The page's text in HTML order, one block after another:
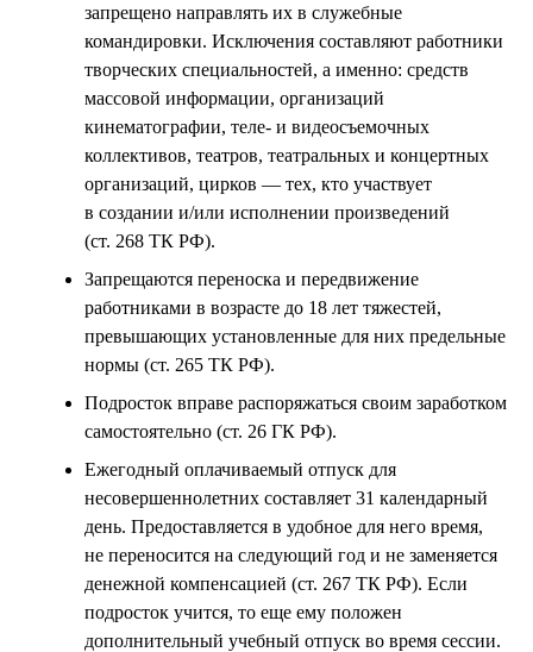
запрещено направлять их в служебные
командировки. Исключения составляют работники
творческих специальностей, а именно: средств
массовой информации, организаций
кинематографии, теле- и видеосъемочных
коллективов, театров, театральных и концертных
организаций, цирков — тех, кто участвует
в создании и/или исполнении произведений
(ст. 268 ТК РФ).
Запрещаются переноска и передвижение
работниками в возрасте до 18 лет тяжестей,
превышающих установленные для них предельные
нормы (ст. 265 ТК РФ).
Подросток вправе распоряжаться своим заработком
самостоятельно (ст. 26 ГК РФ).
Ежегодный оплачиваемый отпуск для
несовершеннолетних составляет 31 календарный
день. Предоставляется в удобное для него время,
не переносится на следующий год и не заменяется
денежной компенсацией (ст. 267 ТК РФ). Если
подросток учится, то еще ему положен
дополнительный учебный отпуск во время сессии.